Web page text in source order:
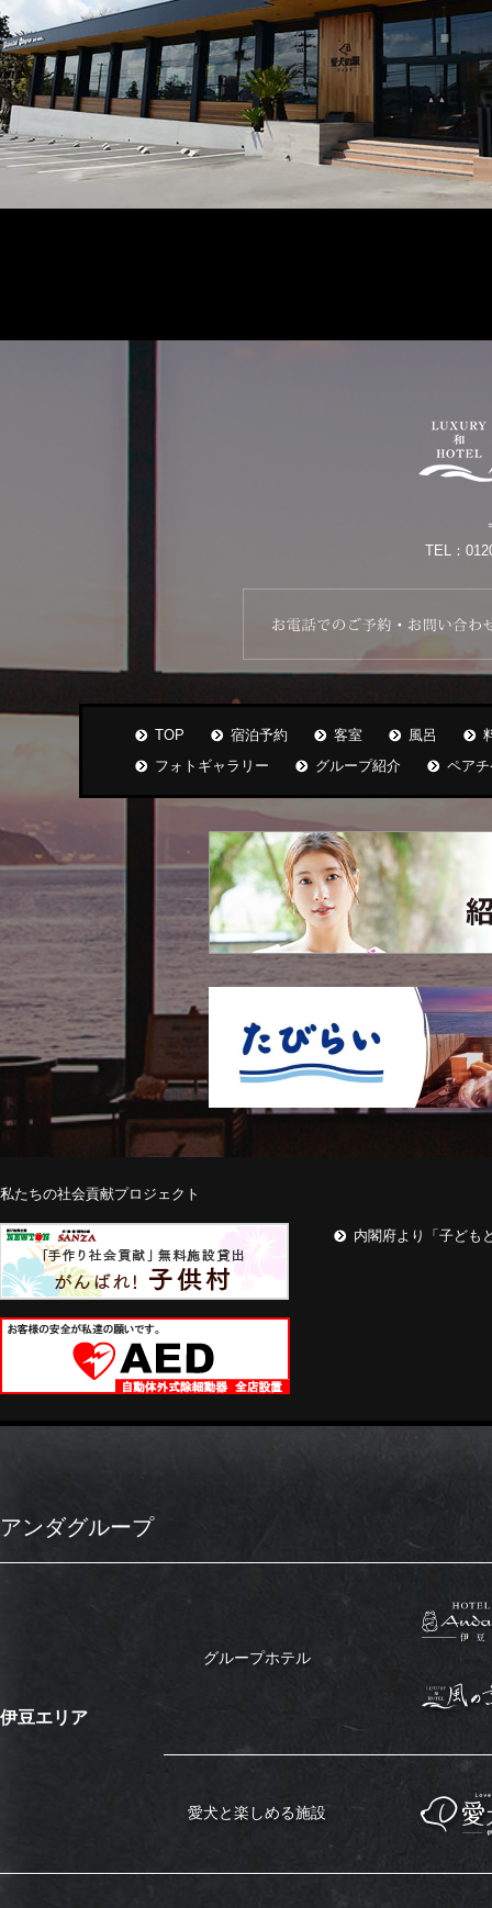
TEL：
TOP 宿泊予約 客室 風呂
フォトギャラリー
グループ紹介 ペア
私たちの社会貢献プロジェクト
内閣府より「子ども
アンダグループ
伊豆エリア
グループホテル
愛犬と楽しめる施設